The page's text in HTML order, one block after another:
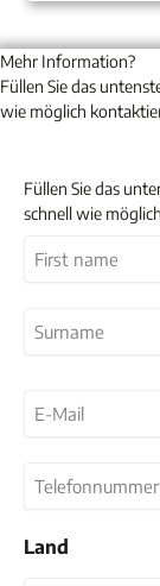
Mehr Information?
Füllen Sie das
wie möglich
Füllen Sie das
schnell wie
Mail(erforderlich)
Telefonnummer
Land